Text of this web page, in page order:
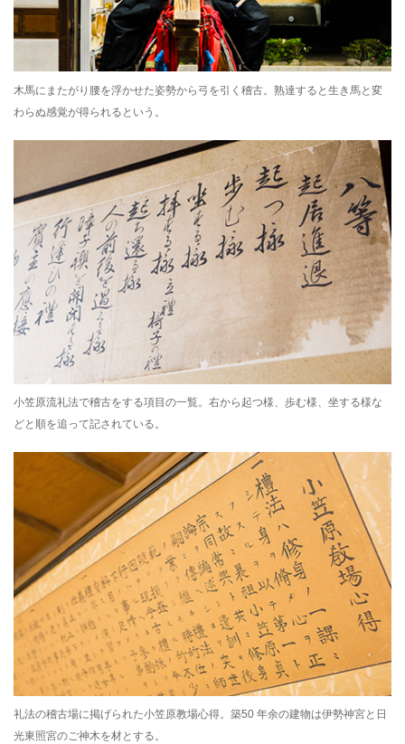
木馬にまたがり腰を浮かせた姿勢から弓を引く稽古。熟達すると生き馬と変
わらぬ感覚が得られるという。
小笠原流礼法で稽古をする項目の一覧。右から起つ様、歩む様、坐する様な
どと順を追って記されている。
礼法の稽古場に掲げられた小笠原教場心得。築50 年余の建物は伊勢神宮と日
光東照宮のご神木を材とする。